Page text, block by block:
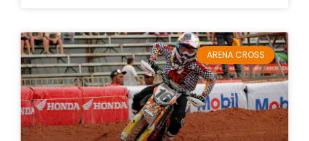
ARENA CROSS